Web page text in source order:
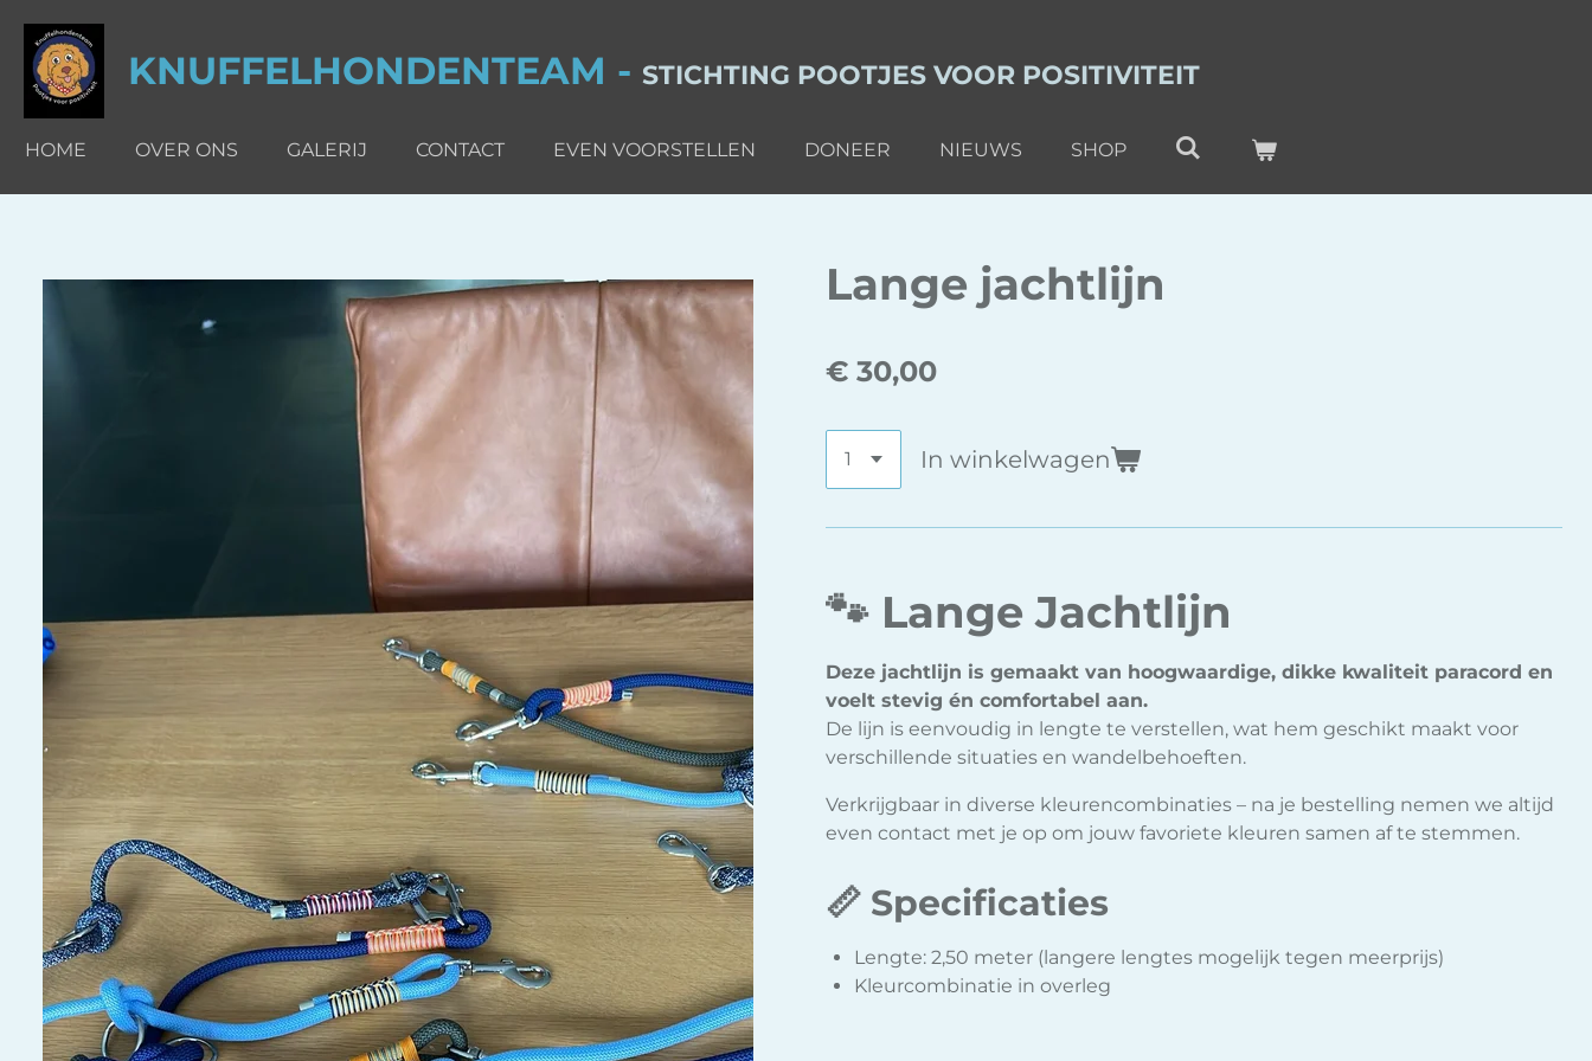
Ga
direct
naar
hoofdinhoud
KNUFFELHONDENTEAM - STICHTING POOTJES VOOR POSITIVITEIT
HOME OVER ONS GALERIJ CONTACT EVEN VOORSTELLEN DONEER NIEUWS SHOP
Lange jachtlijn
€ 30,00
In winkelwagen
🐾 Lange Jachtlijn
Deze jachtlijn is gemaakt van hoogwaardige, dikke kwaliteit paracord en
voelt stevig én comfortabel aan.
De lijn is eenvoudig in lengte te verstellen, wat hem geschikt maakt voor
verschillende situaties en wandelbehoeften.
Verkrijgbaar in diverse kleurencombinaties – na je bestelling nemen we altijd
even contact met je op om jouw favoriete kleuren samen af te stemmen.
📏 Specificaties
Lengte: 2,50 meter (langere lengtes mogelijk tegen meerprijs)
Kleurcombinatie in overleg